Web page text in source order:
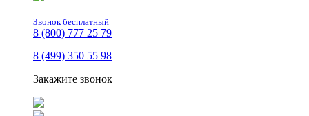
Звонок бесплатный
8 (800) 777 25 79
8 (499) 350 55 98
Закажите звонок